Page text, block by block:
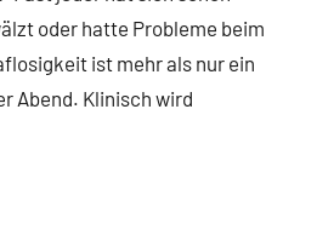
oder hatte Probleme beim
ist mehr als nur ein
Abend. Klinisch wird